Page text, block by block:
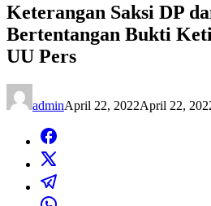
Keterangan Saksi DP
Bertentangan Bukti
UU Pers
adminApril 22, 2022April 22,